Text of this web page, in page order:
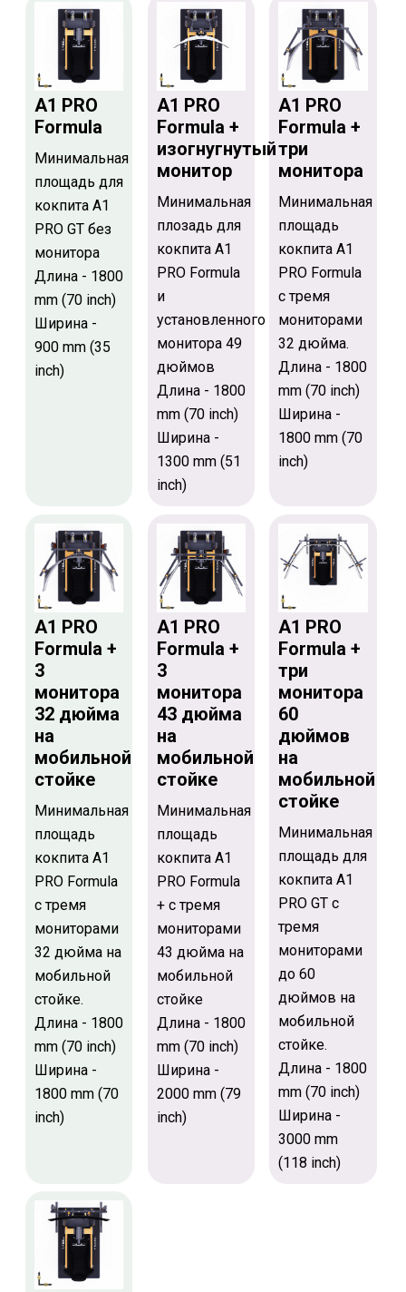
A1 PRO
Formula
Минимальная
площадь для
кокпита A1
PRO GT без
монитора
Длина - 1800
mm (70 inch)
Ширина -
900 mm (35
inch)
A1 PRO
Formula +
изогнугнутый
монитор
Минимальная
плозадь для
кокпита A1
PRO Formula
и
установленного
монитора 49
дюймов
Длина - 1800
mm (70 inch)
Ширина -
1300 mm (51
inch)
A1 PRO
Formula +
три
монитора
Минимальная
площадь
кокпита A1
PRO Formula
с тремя
мониторами
32 дюйма.
Длина - 1800
mm (70 inch)
Ширина -
1800 mm (70
inch)
A1 PRO
Formula +
3
монитора
32 дюйма
на
мобильной
стойке
Минимальная
площадь
кокпита A1
PRO Formula
с тремя
мониторами
32 дюйма на
мобильной
стойке.
Длина - 1800
mm (70 inch)
Ширина -
1800 mm (70
inch)
A1 PRO
Formula +
3
монитора
43 дюйма
на
мобильной
стойке
Минимальная
площадь
кокпита A1
PRO Formula
+ с тремя
мониторами
43 дюйма на
мобильной
стойке
Длина - 1800
mm (70 inch)
Ширина -
2000 mm (79
inch)
A1 PRO
Formula +
три
монитора
60
дюймов
на
мобильной
стойке
Минимальная
площадь для
кокпита A1
PRO GT с
тремя
мониторами
до 60
дюймов на
мобильной
стойке.
Длина - 1800
mm (70 inch)
Ширина -
3000 mm
(118 inch)